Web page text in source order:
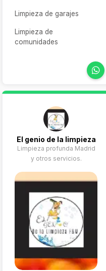
Limpieza de garajes
Limpieza de
comunidades
El genio de la limpieza
Limpieza profunda Madrid
y otros servicios.